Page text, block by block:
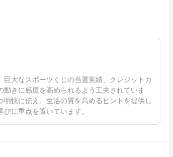
大なスポーツくじの当選実績、クレジットカ
きに感度を高められるよう工夫されていま
快に伝え、生活の質を高めるヒントを提供し
に重点を置いています。